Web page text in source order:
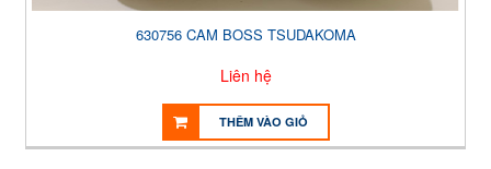
630756 CAM BOSS TSUDAKOMA
Liên hệ
THÊM VÀO GIỎ